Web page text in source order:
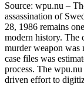
Source: wpu.nu –
assassination of
28, 1986 remains
modern history. The
murder weapon was
case files was
process. The
driven effort to